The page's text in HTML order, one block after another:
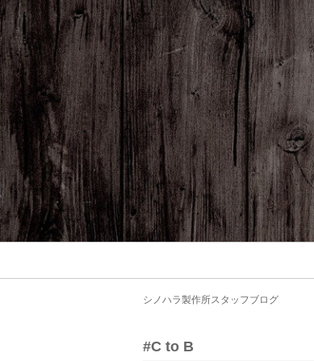
シノハラ製作所スタッフブログ
#C to B